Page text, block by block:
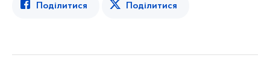
Поділитися Поділитися